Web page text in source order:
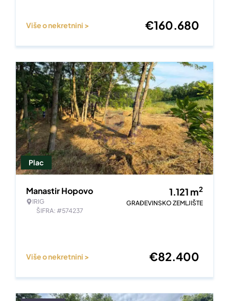
Više o nekretnini > €160.680
Plac
Manastir Hopovo
IRIG
ŠIFRA: #574237
1.121 m2
GRAĐEVINSKO ZEMLJIŠTE
Više o nekretnini > €82.400